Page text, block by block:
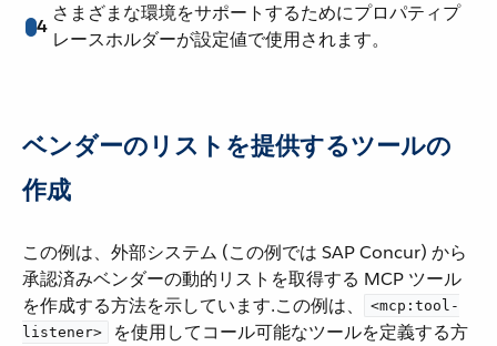
4
さまざまな環境をサポートするためにプロパティプ
レースホルダーが設定値で使用されます。
ベンダーのリストを提供するツールの
作成
この例は、外部システム (この例では SAP Concur) から
承認済みベンダーの動的リストを取得する MCP ツール
を作成する方法を示しています.この例は、​
<mcp:tool-
listener>
​ を使用してコール可能なツールを定義する方